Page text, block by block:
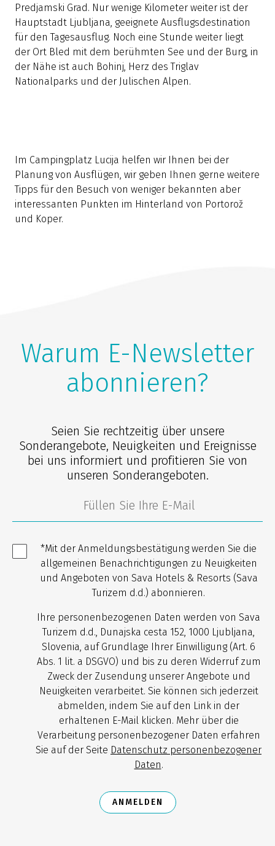
Predjamski Grad. Nur wenige Kilometer weiter ist der
Hauptstadt Ljubljana, geeignete Ausflugsdestination
für den Tagesausflug. Noch eine Stunde weiter liegt
der Ort Bled mit dem berühmten See und der Burg, in
der Nähe ist auch Bohinj, Herz des Triglav
Nationalparks und der Julischen Alpen.
Im Campingplatz Lucija helfen wir Ihnen bei der
Planung von Ausflügen, wir geben Ihnen gerne weitere
Tipps für den Besuch von weniger bekannten aber
interessanten Punkten im Hinterland von Portorož
und Koper.
Warum E-Newsletter
abonnieren?
Seien Sie rechtzeitig über unsere
Sonderangebote, Neuigkeiten und Ereignisse
bei uns informiert und profitieren Sie von
unseren Sonderangeboten.
*Mit der Anmeldungsbestätigung werden Sie die
allgemeinen Benachrichtigungen zu Neuigkeiten
und Angeboten von Sava Hotels & Resorts (Sava
Turizem d.d.) abonnieren.
Ihre personenbezogenen Daten werden von Sava
Turizem d.d., Dunajska cesta 152, 1000 Ljubljana,
Slovenia, auf Grundlage Ihrer Einwilligung (Art. 6
Abs. 1 lit. a DSGVO) und bis zu deren Widerruf zum
Zweck der Zusendung unserer Angebote und
Neuigkeiten verarbeitet. Sie können sich jederzeit
abmelden, indem Sie auf den Link in der
erhaltenen E-Mail klicken. Mehr über die
Verarbeitung personenbezogener Daten erfahren
Sie auf der Seite Datenschutz personenbezogener
Daten.
ANMELDEN